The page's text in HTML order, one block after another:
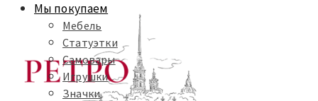
Мы покупаем
Мебель
Статуэтки
Самовары
Игрушки
Значки